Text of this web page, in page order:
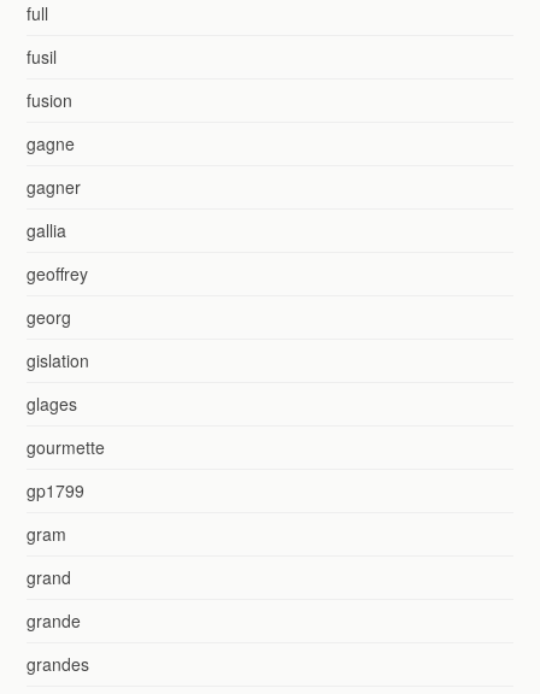
full
fusil
fusion
gagne
gagner
gallia
geoffrey
georg
gislation
glages
gourmette
gp1799
gram
grand
grande
grandes